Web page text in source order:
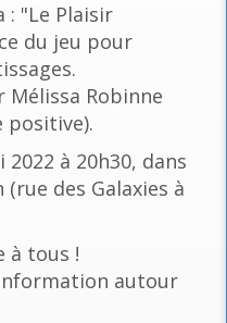
: "Le Plaisir
du jeu pour
Mélissa Robinne
positive).
à 20h30, dans
des Galaxies à
à tous !
autour